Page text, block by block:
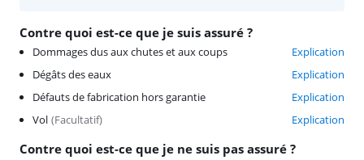
Contre quoi est-ce que je suis assuré ?
Dommages dus aux chutes et aux coups
Explication
Dégâts des eaux
Explication
Défauts de fabrication hors garantie
Explication
Vol (Facultatif) Explication
Contre quoi est-ce que je ne suis pas assuré ?